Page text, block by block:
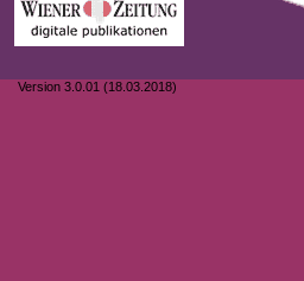
Version 3.0.01 (18.03.2018)